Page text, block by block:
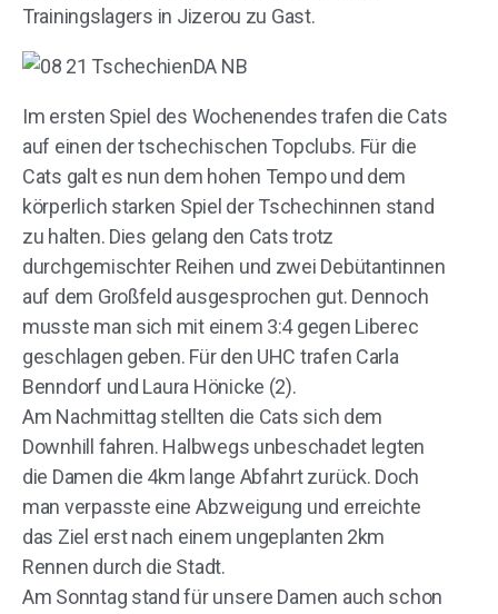
Trainingslagers in Jizerou zu Gast.
Im ersten Spiel des Wochenendes trafen die Cats
auf einen der tschechischen Topclubs. Für die
Cats galt es nun dem hohen Tempo und dem
körperlich starken Spiel der Tschechinnen stand
zu halten. Dies gelang den Cats trotz
durchgemischter Reihen und zwei Debütantinnen
auf dem Großfeld ausgesprochen gut. Dennoch
musste man sich mit einem 3:4 gegen Liberec
geschlagen geben. Für den UHC trafen Carla
Benndorf und Laura Hönicke (2).
Am Nachmittag stellten die Cats sich dem
Downhill fahren. Halbwegs unbeschadet legten
die Damen die 4km lange Abfahrt zurück. Doch
man verpasste eine Abzweigung und erreichte
das Ziel erst nach einem ungeplanten 2km
Rennen durch die Stadt.
Am Sonntag stand für unsere Damen auch schon